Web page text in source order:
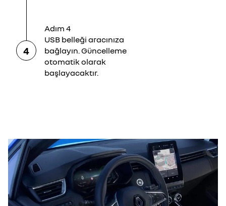
4
Adım 4
USB belleği aracınıza
bağlayın. Güncelleme
otomatik olarak
başlayacaktır.